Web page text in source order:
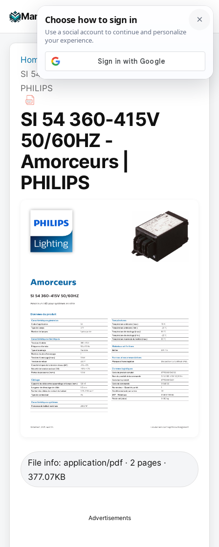
Manuals+
☰
Home
SI 54 360-415V 50/60HZ - Amorceurs |
PHILIPS
SI 54 360-415V
50/60HZ -
Amorceurs |
PHILIPS
File info: application/pdf · 2 pages ·
377.07KB
Advertisements